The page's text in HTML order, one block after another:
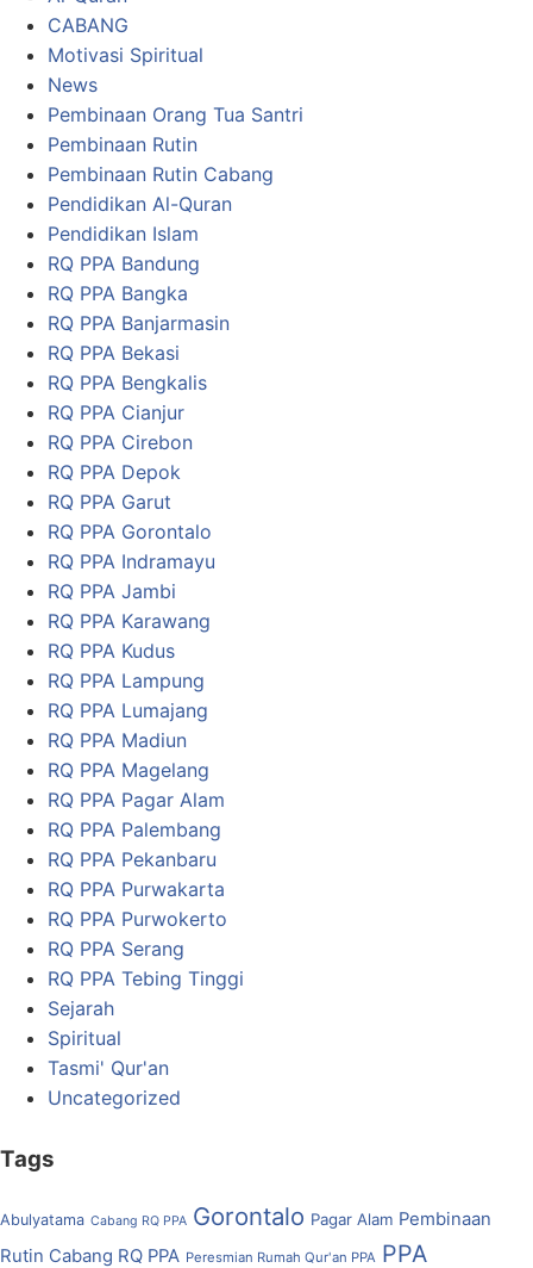
CABANG
Motivasi Spiritual
News
Pembinaan Orang Tua Santri
Pembinaan Rutin
Pembinaan Rutin Cabang
Pendidikan Al-Quran
Pendidikan Islam
RQ PPA Bandung
RQ PPA Bangka
RQ PPA Banjarmasin
RQ PPA Bekasi
RQ PPA Bengkalis
RQ PPA Cianjur
RQ PPA Cirebon
RQ PPA Depok
RQ PPA Garut
RQ PPA Gorontalo
RQ PPA Indramayu
RQ PPA Jambi
RQ PPA Karawang
RQ PPA Kudus
RQ PPA Lampung
RQ PPA Lumajang
RQ PPA Madiun
RQ PPA Magelang
RQ PPA Pagar Alam
RQ PPA Palembang
RQ PPA Pekanbaru
RQ PPA Purwakarta
RQ PPA Purwokerto
RQ PPA Serang
RQ PPA Tebing Tinggi
Sejarah
Spiritual
Tasmi' Qur'an
Uncategorized
Tags
Abulyatama Cabang RQ PPA Gorontalo Pagar Alam Pembinaan
Rutin Cabang RQ PPA Peresmian Rumah Qur'an PPA PPA